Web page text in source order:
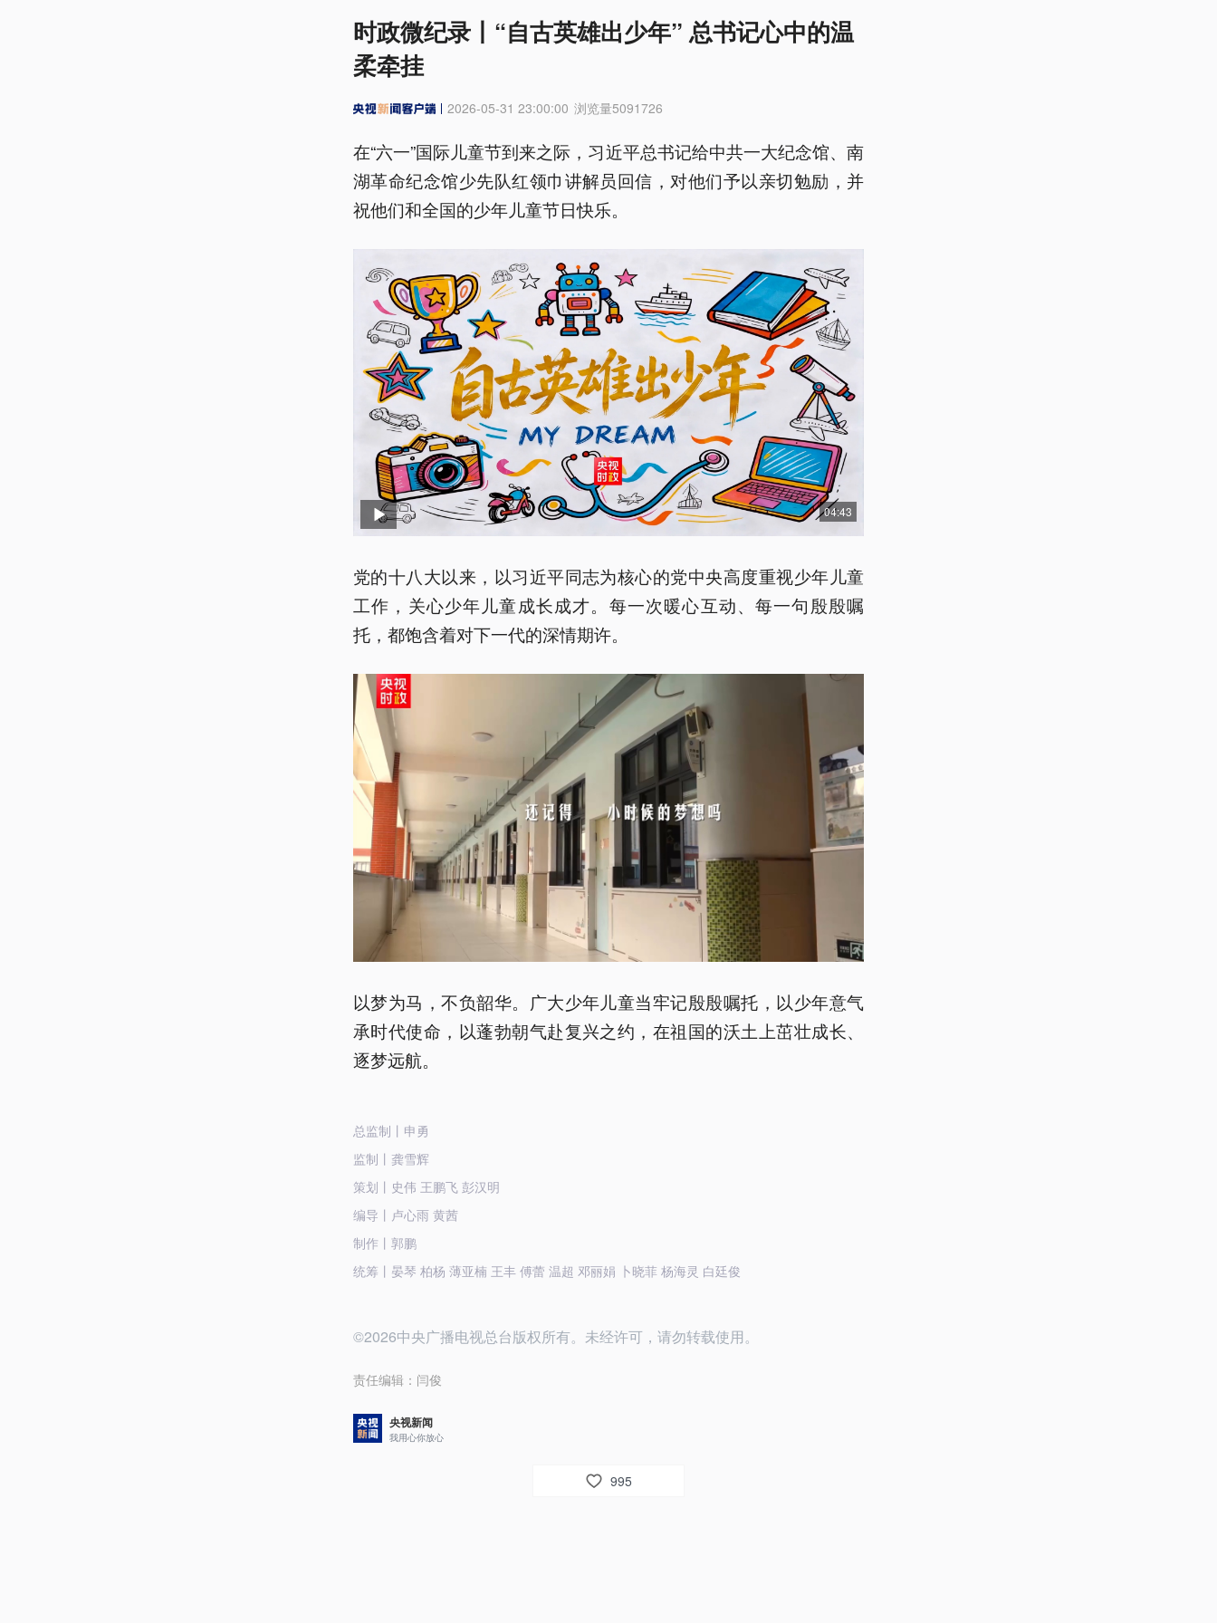
时政微纪录丨“自古英雄出少年” 总书记心中的温
柔牵挂
2026-05-31 23:00:00 浏览量5091726
在“六一”国际儿童节到来之际，习近平总书记给中共一大纪念馆、南
湖革命纪念馆少先队红领巾讲解员回信，对他们予以亲切勉励，并
祝他们和全国的少年儿童节日快乐。
04:43
党的十八大以来，以习近平同志为核心的党中央高度重视少年儿童
工作，关心少年儿童成长成才。每一次暖心互动、每一句殷殷嘱
托，都饱含着对下一代的深情期许。
以梦为马，不负韶华。广大少年儿童当牢记殷殷嘱托，以少年意气
承时代使命，以蓬勃朝气赴复兴之约，在祖国的沃土上茁壮成长、
逐梦远航。
总监制丨申勇
监制丨龚雪辉
策划丨史伟 王鹏飞 彭汉明
编导丨卢心雨 黄茜
制作丨郭鹏
统筹丨晏琴 柏杨 薄亚楠 王丰 傅蕾 温超 邓丽娟 卜晓菲 杨海灵 白廷俊
©2026中央广播电视总台版权所有。未经许可，请勿转载使用。
责任编辑： 闫俊
央视新闻
我用心你放心
995